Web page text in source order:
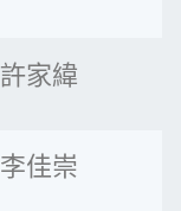
許家緯
李佳崇